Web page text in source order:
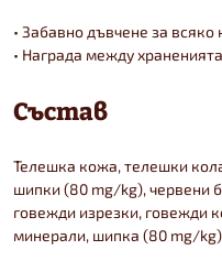
• Забавно дъвчене за всяко
• Награда между храненията
Състав
Телешка кожа, телешки
шипки (80 mg/kg), червени
говежди изрезки, говежди
минерали, шипка (80 mg/